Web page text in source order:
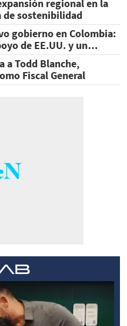
regional en la
de sostenibilidad
gobierno en Colombia:
de EE.UU. y un
a Todd Blanche,
Fiscal General